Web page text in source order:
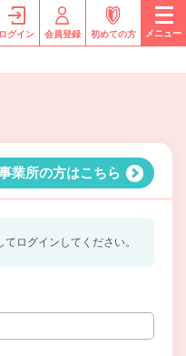
ログイン 会員登録 初めての方 メニュー
業所の方はこちら
ログインしてください。